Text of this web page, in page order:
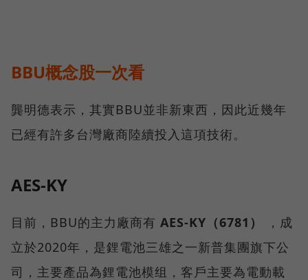
BBU概念股一次看
龔明德表示，其實BBU並非新東西，因此近幾年
已經有許多台灣廠商陸續投入這項技術。
AES-KY
目前，BBU的主力廠商有 AES-KY（6781）
，成
立於2020年，是鋰電池三雄之一新普集團旗下公
司，主要產品為鋰電池模组，客戶主要為電動載